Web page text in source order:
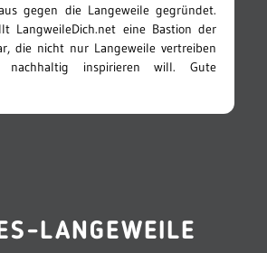
gegen die Langeweile gegründet.
LangweileDich.net eine Bastion der
die nicht nur Langeweile vertreiben
nachhaltig inspirieren will. Gute
LANGEWEILE